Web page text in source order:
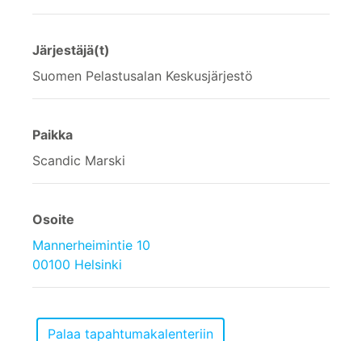
Järjestäjä(t)
Suomen Pelastusalan Keskusjärjestö
Paikka
Scandic Marski
Osoite
Mannerheimintie 10
00100 Helsinki